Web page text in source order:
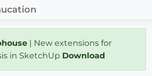
| New extensions for
in SketchUp Download